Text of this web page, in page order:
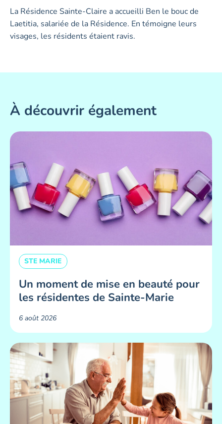
La Résidence Sainte-Claire a accueilli Ben le bouc de
Laetitia, salariée de la Résidence. En témoigne leurs
visages, les résidents étaient ravis.
À découvrir également
STE MARIE
Un moment de mise en beauté pour
les résidentes de Sainte-Marie ​
6 août 2026